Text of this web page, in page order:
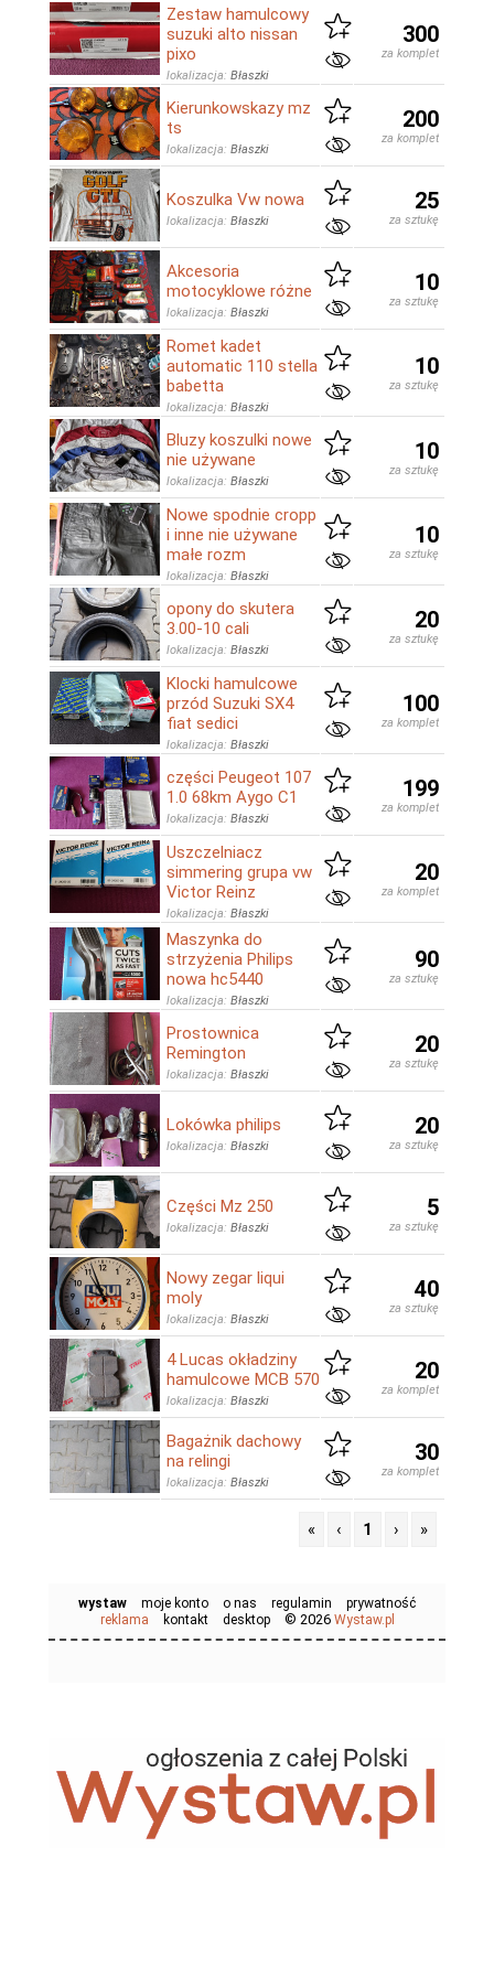
Zestaw hamulcowy
suzuki alto nissan
pixo
lokalizacja: Błaszki
300
za komplet
Kierunkowskazy mz
ts
lokalizacja: Błaszki
200
za komplet
Koszulka Vw nowa
lokalizacja: Błaszki
25
za sztukę
Akcesoria
motocyklowe różne
lokalizacja: Błaszki
10
za sztukę
Romet kadet
automatic 110 stella
babetta
lokalizacja: Błaszki
10
za sztukę
Bluzy koszulki nowe
nie używane
lokalizacja: Błaszki
10
za sztukę
Nowe spodnie cropp
i inne nie używane
małe rozm
lokalizacja: Błaszki
10
za sztukę
opony do skutera
3.00-10 cali
lokalizacja: Błaszki
20
za sztukę
Klocki hamulcowe
przód Suzuki SX4
fiat sedici
lokalizacja: Błaszki
100
za komplet
części Peugeot 107
1.0 68km Aygo C1
lokalizacja: Błaszki
199
za komplet
Uszczelniacz
simmering grupa vw
Victor Reinz
lokalizacja: Błaszki
20
za komplet
Maszynka do
strzyżenia Philips
nowa hc5440
lokalizacja: Błaszki
90
za sztukę
Prostownica
Remington
lokalizacja: Błaszki
20
za sztukę
Lokówka philips
lokalizacja: Błaszki
20
za sztukę
Części Mz 250
lokalizacja: Błaszki
5
za sztukę
Nowy zegar liqui
moly
lokalizacja: Błaszki
40
za sztukę
4 Lucas okładziny
hamulcowe MCB 570
lokalizacja: Błaszki
20
za komplet
Bagażnik dachowy
na relingi
lokalizacja: Błaszki
30
za komplet
« ‹ 1 › »
wystaw moje konto o nas regulamin
prywatność
reklama
kontakt desktop © 2026 Wystaw.pl